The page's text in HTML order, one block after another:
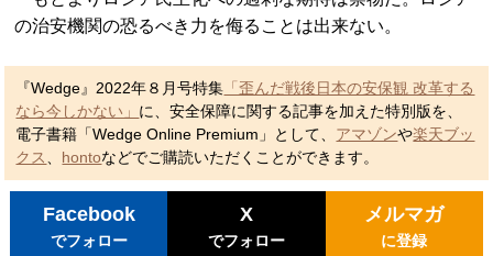
の治安機関の恐るべき力を侮ることは出来ない。
『Wedge』2022年８月号特集 「歪んだ戦後日本の安保観 改革する
なら今しかない」 に、安全保障に関する記事を加えた特別版を、
電子書籍「Wedge Online Premium」として、 アマゾンや楽天ブッ
クス
hontoなどでご購読いただくことができます。
Facebook
でフォロー
X
でフォロー
メルマガ
に登録